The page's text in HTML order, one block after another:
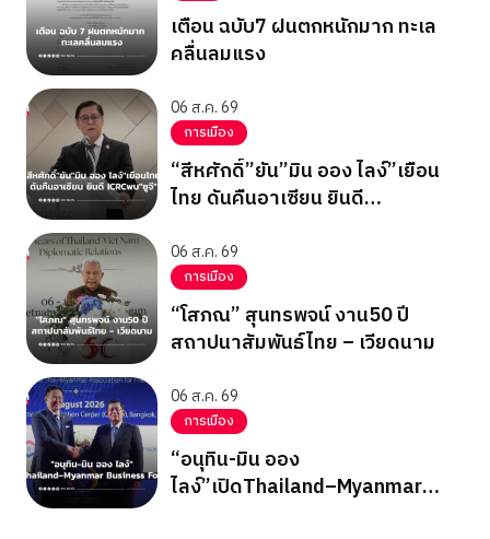
เตือน ฉบับ7 ฝนตกหนักมาก ทะเล
คลื่นลมแรง
06 ส.ค. 69
การเมือง
“สีหศักดิ์”ยัน”มิน ออง ไลง์”เยือน
ไทย ดันคืนอาเซียน ยินดี
06 ส.ค. 69
การเมือง
“โสภณ” สุนทรพจน์ งาน50 ปี
สถาปนาสัมพันธ์ไทย – เวียดนาม
06 ส.ค. 69
การเมือง
“อนุทิน-มิน ออง
ไลง์”เปิดThailand–Myanmar